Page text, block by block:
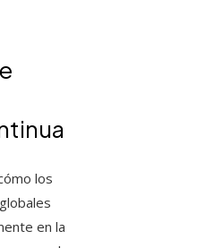
los
en la